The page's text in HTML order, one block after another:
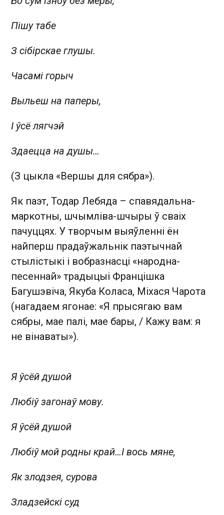
Пішу табе
З сібірскае глушы.
Часамі горыч
Выльеш на паперы,
І ўсё лягчэй
Здаецца на душы…
(З цыкла «Вершы для сябра»).
Як паэт, Тодар Лебяда – спавядальна-
маркотны, шчымліва-шчыры ў сваіх
пачуццях. У творчым выяўленні ён
найперш прадаўжальнік паэтычнай
стылістыкі і вобразнасці «народна-
песеннай» традыцыі Францішка
Багушэвіча, Якуба Коласа, Міхася Чарота
(нагадаем ягонае: «Я прысягаю вам
сябры, мае палі, мае бары, / Кажу вам: я
не вінаваты»).
Я ўсёй душой
Любіў загонаў мову.
Я ўсёй душой
Любіў мой родны край…І вось мяне,
Як злодзея, сурова
Зладзейскі суд